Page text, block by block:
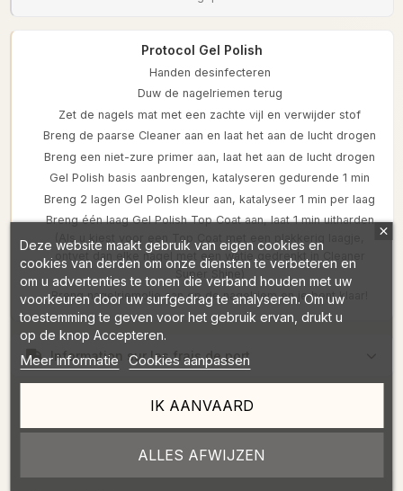
Protocol Gel Polish
Handen desinfecteren
Duw de nagelriemen terug
Zet de nagels mat met een zachte vijl en verwijder stof
Breng de paarse Cleaner aan en laat het aan de lucht drogen
Breng een niet-zure primer aan, laat het aan de lucht drogen
Gel Polish basis aanbrengen, katalyseren gedurende 1 min
Breng 2 lagen Gel Polish kleur aan, katalyseer 1 min per laag
Breng één laag Gel Polish Top Coat aan, laat 1 min uitharden
(Als u kiest voor een Top Coat met een plakkerig laagje,
ontvet dan elke nagel met een watje gedrenkt in Cleaner
Super Shine)
Breng nagelriemolie aan op de nagelriem en je bent klaar!
Information sur les frais de port
Deze website maakt gebruik van eigen cookies en
cookies van derden om onze diensten te verbeteren en
om u advertenties te tonen die verband houden met uw
voorkeuren door uw surfgedrag te analyseren. Om uw
toestemming te geven voor het gebruik ervan, drukt u
op de knop Accepteren.
Meer informatie Cookies aanpassen
ALLES AFWIJZEN
IK AANVAARD